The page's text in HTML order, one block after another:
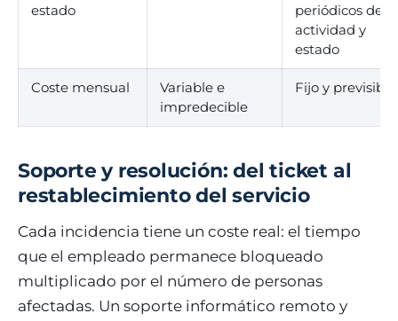
estado
periódicos de
actividad y
estado
Coste mensual
Variable e
impredecible
Fijo y previsible
Soporte y resolución: del ticket al
restablecimiento del servicio
Cada incidencia tiene un coste real: el tiempo
que el empleado permanece bloqueado
multiplicado por el número de personas
afectadas. Un soporte informático remoto y